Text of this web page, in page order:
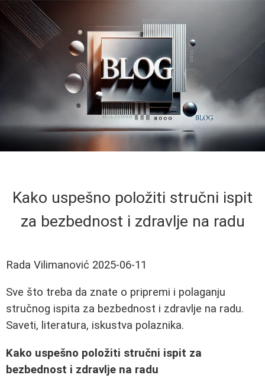
Kako uspešno položiti stručni ispit
za bezbednost i zdravlje na radu
Rada Vilimanović 2025-06-11
Sve što treba da znate o pripremi i polaganju
stručnog ispita za bezbednost i zdravlje na radu.
Saveti, literatura, iskustva polaznika.
Kako uspešno položiti stručni ispit za
bezbednost i zdravlje na radu